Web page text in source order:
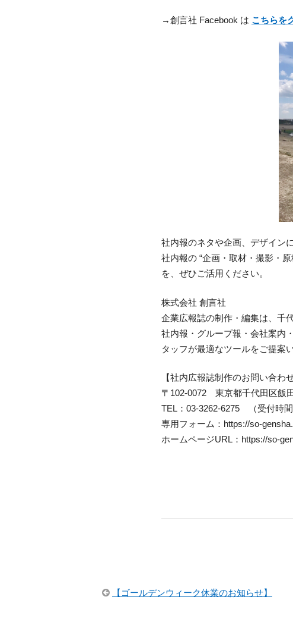
→創言社 Facebook は こちらを
社内報のネタや企画、デザイン
社内報の “企画・取材・撮影・
を、ぜひご活用ください。
株式会社 創言社
企業広報誌の制作・編集は、千
社内報・グループ報・会社案内
タッフが最適なツールをご提案
【社内広報誌制作のお問い合わせ
〒102-0072 東京都千代田区飯
TEL：03-3262-6275 （受付時間
専用フォーム：https://so-
ホームページURL：https://so-
【ゴールデンウィーク休業のお知らせ】